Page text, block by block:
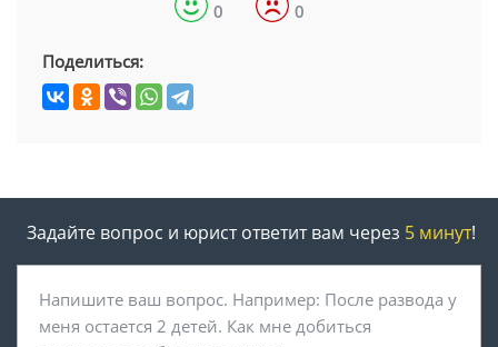
0 0
Поделиться:
Задайте вопрос и юрист ответит вам через 5 минут!